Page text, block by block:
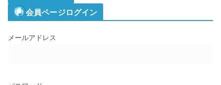
会員ページログイン
メールアドレス